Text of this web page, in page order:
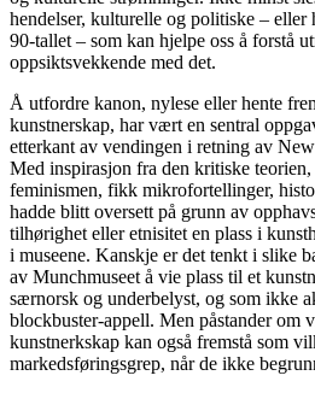
hendelser, kulturelle og politiske –
90-tallet – som kan hjelpe oss å forstå
oppsiktsvekkende med det.
Å utfordre kanon, nylese eller hente
kunstnerskap, har vært en sentral
etterkant av vendingen i retning av
Med inspirasjon fra den kritiske
feminismen, fikk mikrofortellinger,
hadde blitt oversett på grunn av
tilhørighet eller etnisitet en plass i
i museene. Kanskje er det tenkt i slike
av Munchmuseet å vie plass til et
særnorsk og underbelyst, og som ikke
blockbuster-appell. Men påstander om
kunstnerkskap kan også fremstå som
markedsføringsgrep, når de ikke